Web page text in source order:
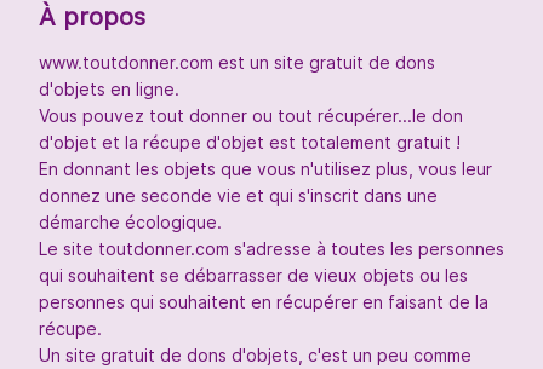
À propos
www.toutdonner.com est un site gratuit de dons
d'objets en ligne.
Vous pouvez tout donner ou tout récupérer...le don
d'objet et la récupe d'objet est totalement gratuit !
En donnant les objets que vous n'utilisez plus, vous leur
donnez une seconde vie et qui s'inscrit dans une
démarche écologique.
Le site toutdonner.com s'adresse à toutes les personnes
qui souhaitent se débarrasser de vieux objets ou les
personnes qui souhaitent en récupérer en faisant de la
récupe.
Un site gratuit de dons d'objets, c'est un peu comme